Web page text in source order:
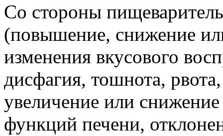
Со стороны
(повышение, снижение
изменения вкусового
дисфагия, тошнота,
увеличение или
функций печени,